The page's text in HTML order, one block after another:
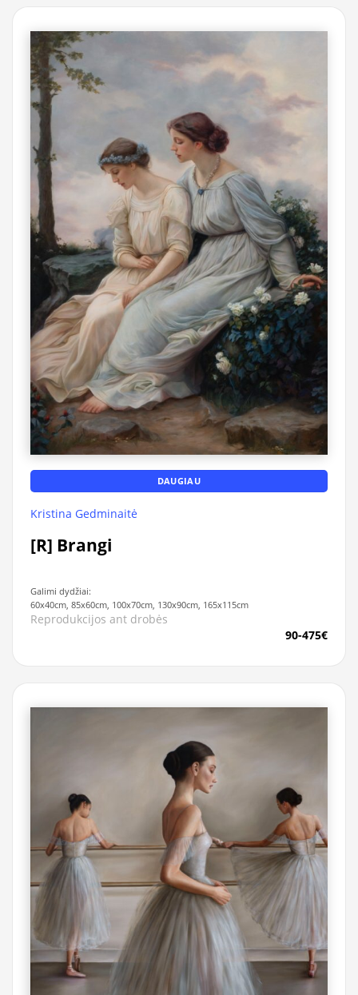
DAUGIAU
Kristina Gedminaitė
[R] Brangi
Galimi dydžiai:
60x40cm, 85x60cm, 100x70cm, 130x90cm, 165x115cm
Reprodukcijos ant drobės
90-475€